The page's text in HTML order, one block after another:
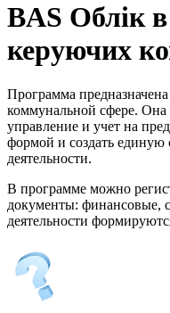
BAS Облік
керуючих
Программа
коммунальной сфере. Она
управление и учет на
формой и создать единую
деятельности.
В программе можно
документы: финансовые,
деятельности